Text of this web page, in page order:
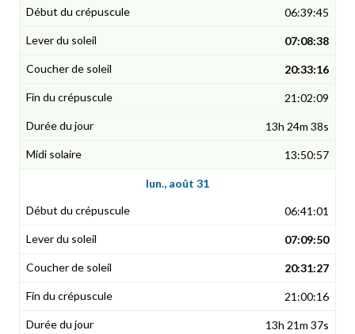
06:39:45
07:08:38
20:33:16
21:02:09
13h 24m 38s
13:50:57
lun., août 31
06:41:01
07:09:50
20:31:27
21:00:16
13h 21m 37s